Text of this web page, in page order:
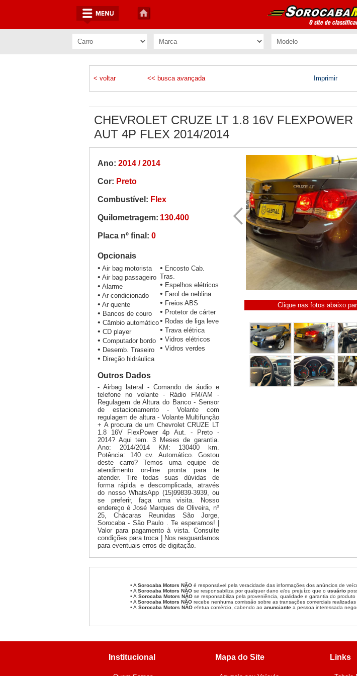
< voltar << busca avançada Imprimir
CHEVROLET CRUZE LT 1.8 16V FLEXPOWER
AUT 4P FLEX 2014/2014
Ano: 2014 / 2014
Cor: Preto
Combustível: Flex
Quilometragem: 130.400
Placa nº final: 0
Opcionais
• Air bag motorista
• Air bag passageiro
• Alarme
• Ar condicionado
• Ar quente
• Bancos de couro
• Câmbio automático
• CD player
• Computador bordo
• Desemb. Traseiro
• Direção hidráulica
• Encosto Cab.
Tras.
• Espelhos elétricos
• Farol de neblina
• Freios ABS
• Protetor de cárter
• Rodas de liga leve
• Trava elétrica
• Vidros elétricos
• Vidros verdes
Outros Dados
- Airbag lateral - Comando de áudio e
telefone no volante - Rádio FM/AM -
Regulagem de Altura do Banco - Sensor
de estacionamento - Volante com
regulagem de altura - Volante Multifunção
+ A procura de um Chevrolet CRUZE LT
1.8 16V FlexPower 4p Aut. - Preto -
2014? Aqui tem. 3 Meses de garantia.
Ano: 2014/2014 KM: 130400 km.
Potência: 140 cv. Automático. Gostou
deste carro? Temos uma equipe de
atendimento on-line pronta para te
atender. Tire todas suas dúvidas de
forma rápida e descomplicada, através
do nosso WhatsApp (15)99839-3939, ou
se preferir, faça uma visita. Nosso
endereço é José Marques de Oliveira, nº
25, Chácaras Reunidas São Jorge,
Sorocaba - São Paulo . Te esperamos! |
Valor para pagamento à vista. Consulte
condições para troca | Nos resguardamos
para eventuais erros de digitação.
Clique nas fotos abaixo
• A Sorocaba Motors NÃO é responsável pela veracidade das informações dos anúncios de
• A Sorocaba Motors NÃO se responsabiliza por qualquer dano e/ou prejuízo que o usuário
• A Sorocaba Motors NÃO se responsabiliza pela proveniência, qualidade e garantia do produto
• A Sorocaba Motors NÃO recebe nenhuma comissão sobre as transações comerciais
• A Sorocaba Motors NÃO efetua comércio, cabendo ao anunciante a pessoa interessada